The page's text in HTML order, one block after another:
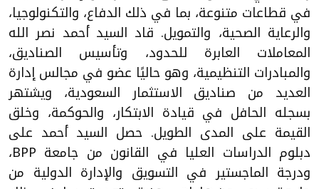
في قطاعات متنوعة، بما في ذلك الدفاع، والتكنولوجيا،
والرعاية الصحية، والتمويل. قاد السيد أحمد نصر الله
المعاملات العابرة للحدود، وتأسيس الصناديق،
والمبادرات التنظيمية، وهو حاليًا عضو في مجالس إدارة
العديد من صناديق الاستثمار السعودية، ويشتهر
بسجله الحافل في قيادة الابتكار، والحوكمة، وخلق
القيمة على المدى الطويل. حصل السيد أحمد على
دبلوم الدراسات العليا في القانون من جامعة BPP،
ودرجة الماجستير في التسويق والإدارة الدولية من